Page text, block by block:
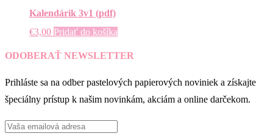
Kalendárik 3v1 (pdf)
€3,00 Pridať do košíka
ODOBERAŤ NEWSLETTER
Prihláste sa na odber pastelových papierových noviniek a získajte
špeciálny prístup k našim novinkám, akciám a online darčekom.